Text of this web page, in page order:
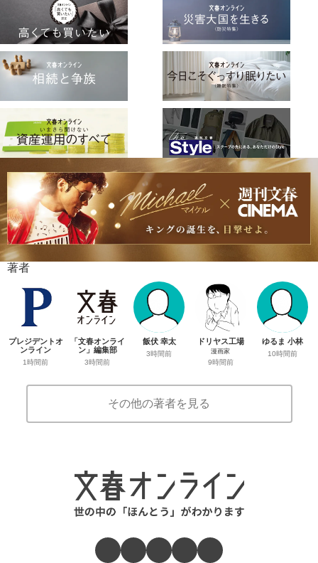
著者
プレジデントオ
ンライン
1時間前
「文春オンライ
ン」編集部
3時間前
飯伏 幸太
3時間前
ドリヤス工場
漫画家
9時間前
ゆるま 小林
10時間前
その他の著者を見る